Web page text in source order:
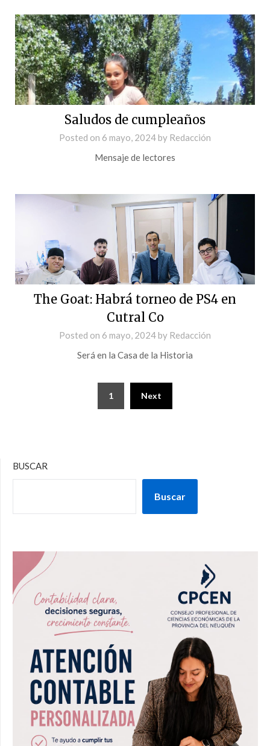
Saludos de cumpleaños
Posted on 6 mayo, 2024by Redacción
Mensaje de lectores
The Goat: Habrá torneo de PS4 en
Cutral Co
Posted on 6 mayo, 2024by Redacción
Será en la Casa de la Historia
1 Next
BUSCAR
Buscar